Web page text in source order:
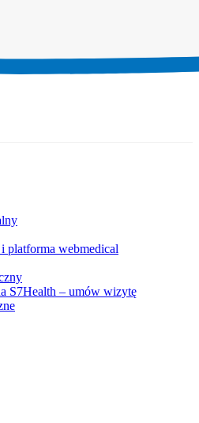
platforma webmedical
S7Health – umów wizytę